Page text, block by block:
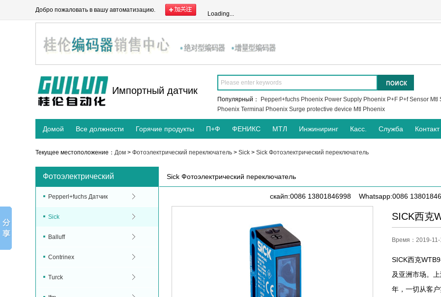
Добро пожаловать в вашу автоматизацию.
Loading...
Импортный датчик
Популярный： Pepperl+fuchs Phoenix Power Supply Phoenix P+F P+f Sensor Mtl
Phoenix Terminal Phoenix Surge protective device Mtl Phoenix
Домой Все должности Горячие продукты П+Ф ФЕНИКС МТЛ Инжиниринг Касс. Служба
Текущее местоположение： Дом > Фотоэлектрический переключатель > Sick > Sick Фотоэлектрический переключатель
Фотоэлектрический
переключатель
Pepperl+fuchs Датчик
Sick
Balluff
Contrinex
Turck
Sick Фотоэлектрический переключатель
скайп:0086 13801846998 Whatsapp:0086
SICK西克
Время：2019-
SICK西克
及亚洲市场。
年，一切从客